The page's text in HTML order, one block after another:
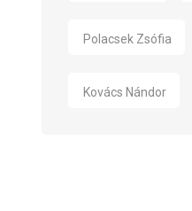
Polacsek Zsófia
Kovács Nándor